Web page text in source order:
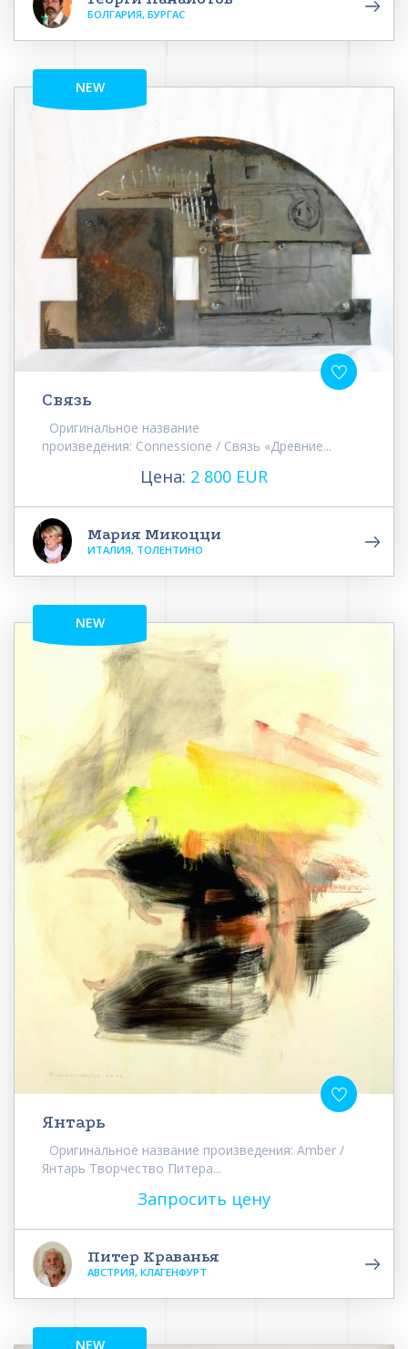
БОЛГАРИЯ, БУРГАС
NEW
Связь
Оригинальное название
произведения: Connessione / Связь «Древние...
Цена: 2 800 EUR
Мария Микоцци
ИТАЛИЯ, ТОЛЕНТИНО
NEW
Янтарь
Оригинальное название произведения: Amber /
Янтарь Творчество Питера...
Запросить цену
Питер Краванья
АВСТРИЯ, КЛАГЕНФУРТ
NEW